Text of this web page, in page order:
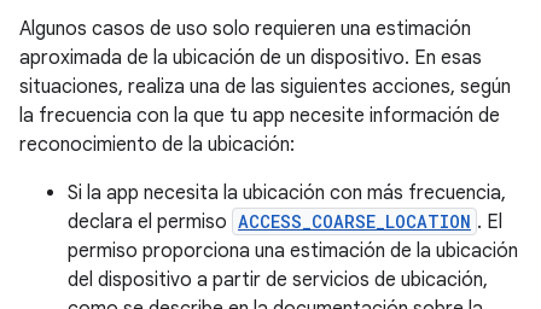
Algunos casos de uso solo requieren una estimación
aproximada de la ubicación de un dispositivo. En esas
situaciones, realiza una de las siguientes acciones, según
la frecuencia con la que tu app necesite información de
reconocimiento de la ubicación:
Si la app necesita la ubicación con más frecuencia,
declara el permiso ACCESS_COARSE_LOCATION . El
permiso proporciona una estimación de la ubicación
del dispositivo a partir de servicios de ubicación,